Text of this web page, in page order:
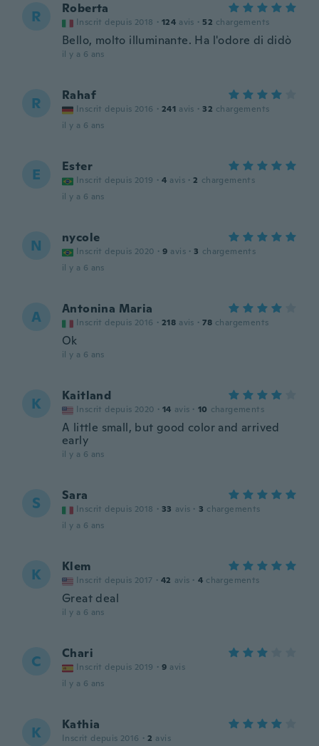
R Roberta
Inscrit depuis 2018 · 124 avis · 52 chargements
Bello, molto illuminante. Ha l'odore di didò
il y a 6 ans
R Rahaf
Inscrit depuis 2016 · 241 avis · 32 chargements
il y a 6 ans
E Ester
Inscrit depuis 2019 · 4 avis · 2 chargements
il y a 6 ans
N nycole
Inscrit depuis 2020 · 9 avis · 3 chargements
il y a 6 ans
A Antonina Maria
Inscrit depuis 2016 · 218 avis · 78 chargements
Ok
il y a 6 ans
K Kaitland
Inscrit depuis 2020 · 14 avis · 10 chargements
A little small, but good color and arrived
early
il y a 6 ans
S Sara
Inscrit depuis 2018 · 33 avis · 3 chargements
il y a 6 ans
K Klem
Inscrit depuis 2017 · 42 avis · 4 chargements
Great deal
il y a 6 ans
C Chari
Inscrit depuis 2019 · 9 avis
il y a 6 ans
K Kathia
Inscrit depuis 2016 · 2 avis